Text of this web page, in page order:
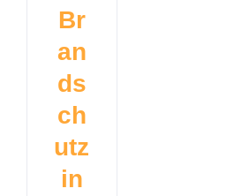
Br
an
ds
ch
utz
in